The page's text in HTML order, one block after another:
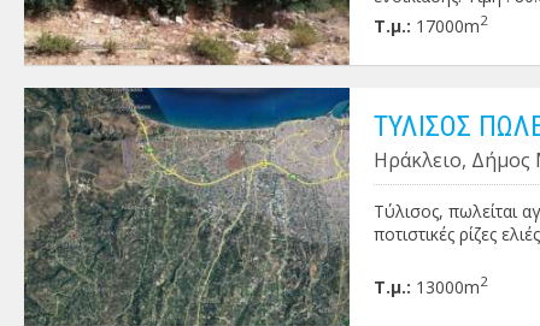
Τ.μ.: 17000m2
ΤΥΛΙΣΟΣ
Ηράκλειο, Δήμος
Τύλισος, πωλείται
ποτιστικές ρίζες
Τ.μ.: 13000m2